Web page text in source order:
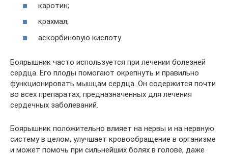
каротин;
крахмал;
аскорбиновую кислоту.
Боярышник часто используется при лечении болезней
сердца. Его плоды помогают окрепнуть и правильно
функционировать мышцам сердца. Он содержится почти
во всех препаратах, предназначенных для лечения
сердечных заболеваний.
Боярышник положительно влияет на нервы и на нервную
систему в целом, улучшает кровообращение в организме
и может помочь при сильнейших болях в голове, даже